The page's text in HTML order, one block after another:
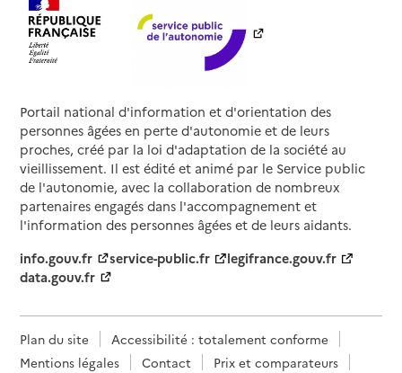
Portail national d'information et d'orientation des
personnes âgées en perte d'autonomie et de leurs
proches, créé par la loi d'adaptation de la société au
vieillissement. Il est édité et animé par le Service public
de l'autonomie, avec la collaboration de nombreux
partenaires engagés dans l'accompagnement et
l'information des personnes âgées et de leurs aidants.
info.gouv.fr
service-public.fr
legifrance.gouv.fr
data.gouv.fr
Plan du site
Accessibilité : totalement conforme
Mentions légales
Contact
Prix et comparateurs